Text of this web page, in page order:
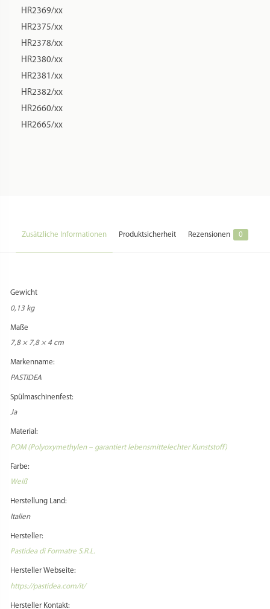
HR2369/xx
HR2375/xx
HR2378/xx
HR2380/xx
HR2381/xx
HR2382/xx
HR2660/xx
HR2665/xx
Zusätzliche Informationen Produktsicherheit Rezensionen 0
Gewicht
0,13 kg
Maße
7,8 × 7,8 × 4 cm
Markenname:
PASTIDEA
Spülmaschinenfest:
Ja
Material:
POM (Polyoxymethylen – garantiert lebensmittelechter Kunststoff)
Farbe:
Weiß
Herstellung Land:
Italien
Hersteller:
Pastidea di Formatre S.R.L.
Hersteller Webseite:
https://pastidea.com/it/
Hersteller Kontakt: